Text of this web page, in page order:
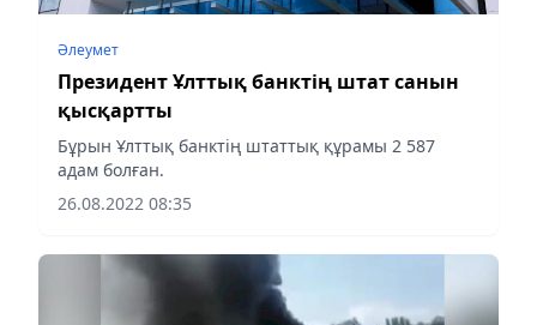
Әлеумет
Президент Ұлттық банктің штат санын
қысқартты
Бұрын Ұлттық банктің штаттық құрамы 2 587
адам болған.
26.08.2022 08:35